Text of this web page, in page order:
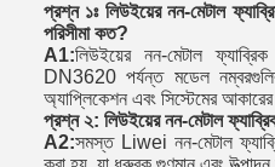
প্রশ্ন ১ঃ লিউইয়ের নন-মেটাল
পরিসীমা কত?
A1:লিউইয়ের নন-মেটাল
DN3620 পর্যন্ত মডেল
অ্যাপ্লিকেশন এবং সিস্টেমের
প্রশ্ন ২: লিউইয়ের নন-মেটাল
A2:সমস্ত Liwei নন-মেটাল